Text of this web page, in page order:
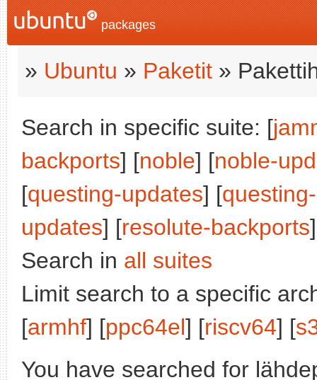
packages
» Ubuntu » Paketit »
Search in specific suite: [
backports] [noble] [noble-
[questing-updates] [
updates] [resolute-backports
Search in all suites
Limit search to a specific
[armhf] [ppc64el] [riscv64] [
You have searched for